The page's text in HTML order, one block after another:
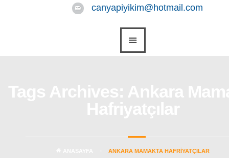
canyapiyikim@hotmail.com
ANKARA MAMAKTA HAFRIYATÇILAR